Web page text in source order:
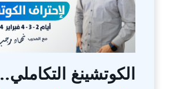
الكوتشينغ التكاملي..